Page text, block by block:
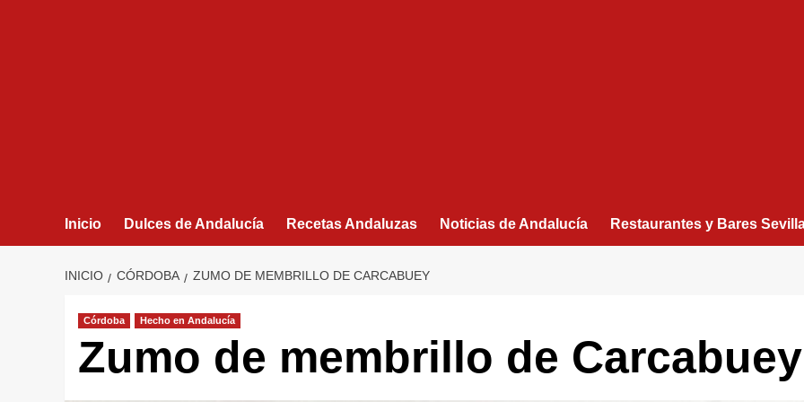
Inicio Dulces de Andalucía Recetas Andaluzas Noticias de Andalucía Restaurantes y Bares
INICIO CÓRDOBA ZUMO DE MEMBRILLO DE CARCABUEY
Córdoba Hecho en Andalucía
Zumo de membrillo de Carcabuey